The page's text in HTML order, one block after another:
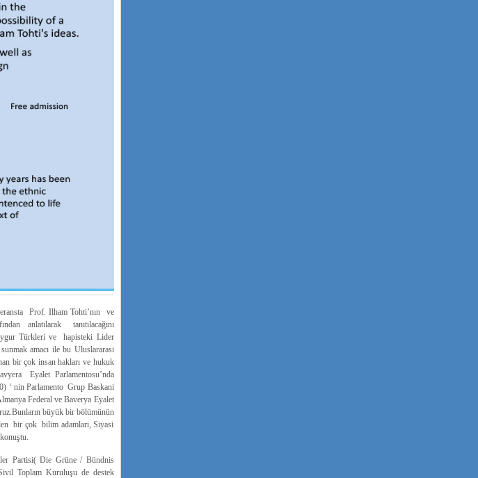
Prof. Ilham Tohti’nın ve
anlatılarak tanıtılacağını
Türkleri ve hapisteki Lider
amacı ile bu Uluslararasi
bir çok insan hakları ve hukuk
Eyalet Parlamentosu’nda
‘ nin Parlamento Grup Baskani
Federal ve Baverya Eyalet
büyük bir bölümünün
bir çok bilim adamlari, Siyasi
Partisi( Die Grüne / Bündnis
Toplam Kuruluşu de destek